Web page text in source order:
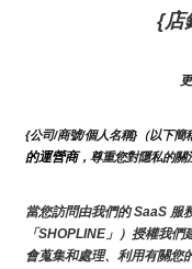
{店
{公司/商號/個人名稱}（以下簡
的運營商，尊重您對隱私的關
當您訪問由我們的 SaaS 服
「SHOPLINE」）授權我
會蒐集和處理、利用有關您